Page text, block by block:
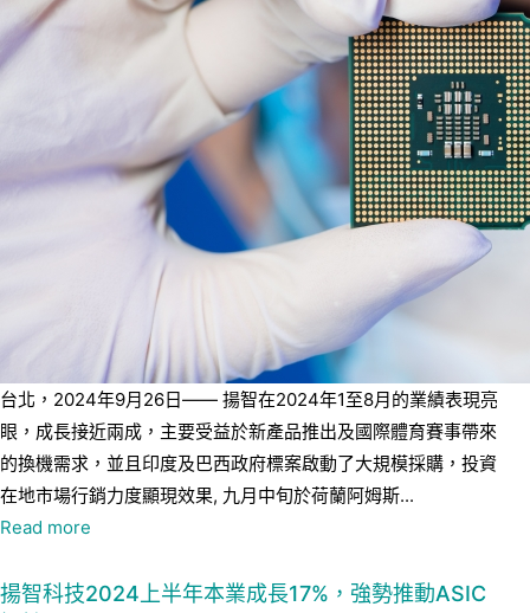
台北，2024年9月26日—— 揚智在2024年1至8月的業績表現亮
眼，成長接近兩成，主要受益於新產品推出及國際體育賽事帶來
的換機需求，並且印度及巴西政府標案啟動了大規模採購，投資
在地市場行銷力度顯現效果, 九月中旬於荷蘭阿姆斯...
Read more
揚智科技2024上半年本業成長17%，強勢推動ASIC